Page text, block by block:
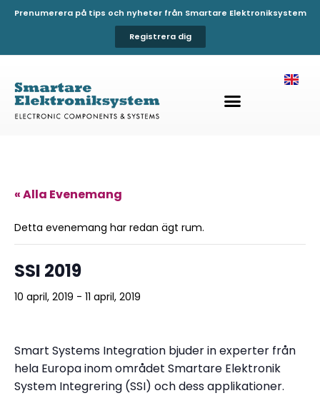
Prenumerera på tips och nyheter från Smartare Elektroniksystem
Registrera dig
« Alla Evenemang
Detta evenemang har redan ägt rum.
SSI 2019
10 april, 2019 - 11 april, 2019
Smart Systems Integration bjuder in experter från
hela Europa inom området Smartare Elektronik
System Integrering (SSI) och dess applikationer.